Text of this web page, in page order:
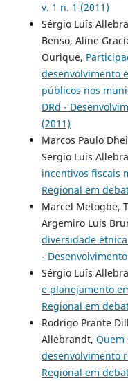
v. 1 n. 1 (2011)
Sérgio Luís
Benso, Aline
Ourique,
desenvolvimento
públicos nos
DRd -
(2011)
Marcos Paulo
Sergio Luis
incentivos fiscais
Regional em
Marcel Metogbe,
Argemiro Luis
diversidade
-
Sérgio Luís
e planejamento
Regional em
Rodrigo Prante
Allebrandt, Quem
desenvolvimento
Regional em